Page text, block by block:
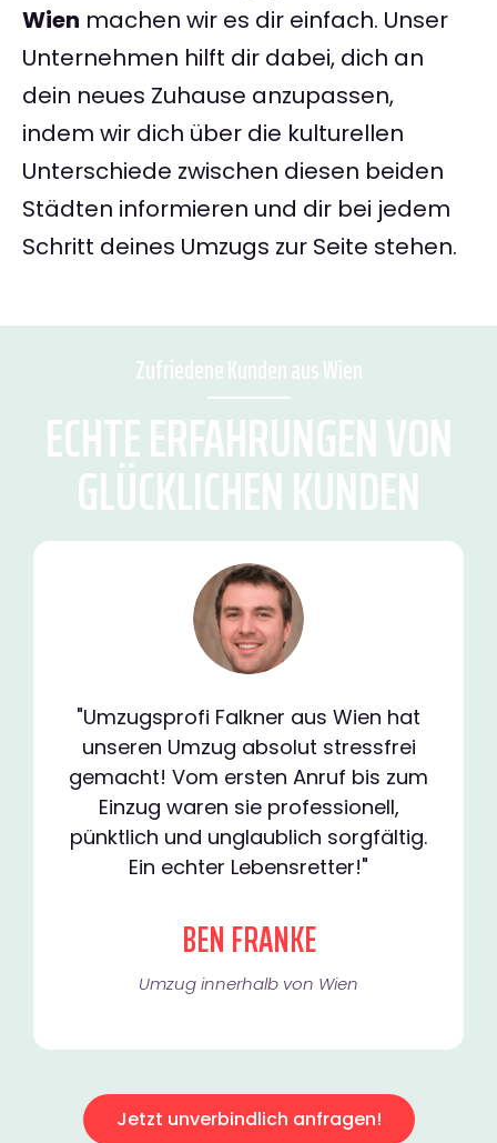
Wien machen wir es dir einfach. Unser
Unternehmen hilft dir dabei, dich an
dein neues Zuhause anzupassen,
indem wir dich über die kulturellen
Unterschiede zwischen diesen beiden
Städten informieren und dir bei jedem
Schritt deines Umzugs zur Seite stehen.
Zufriedene Kunden aus Wien
ECHTE ERFAHRUNGEN VON
GLÜCKLICHEN KUNDEN
"Umzugsprofi Falkner aus Wien hat
unseren Umzug absolut stressfrei
gemacht! Vom ersten Anruf bis zum
Einzug waren sie professionell,
pünktlich und unglaublich sorgfältig.
Ein echter Lebensretter!"
BEN FRANKE
Umzug innerhalb von Wien​
Jetzt unverbindlich anfragen!